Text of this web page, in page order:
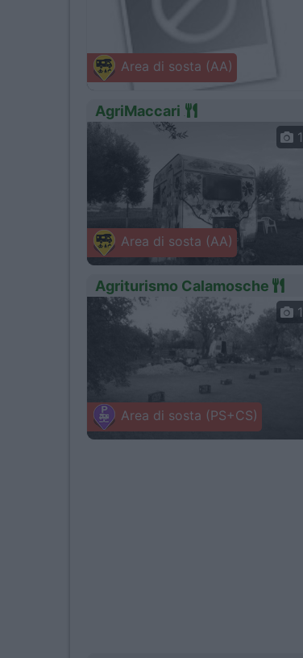
Area di sosta (AA)
AgriMaccari
Area di sosta (AA)
1
Agriturismo Calamosche
Area di sosta (PS+CS)
1